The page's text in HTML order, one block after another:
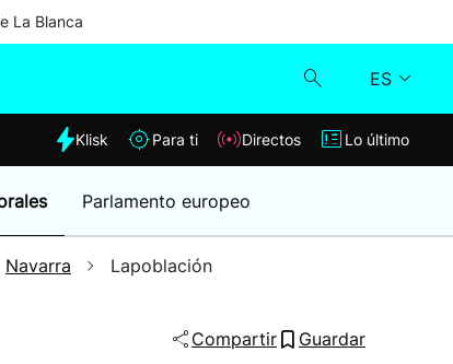
La Blanca
ES
Klisk
Lo último
Klisk Para ti Directos Lo último
Parlamento europeo
Navarra Lapoblación
Compartir Guardar